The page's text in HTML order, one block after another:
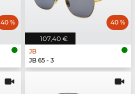
40 %
107,40 €
40 %
JB
JB 65 - 3